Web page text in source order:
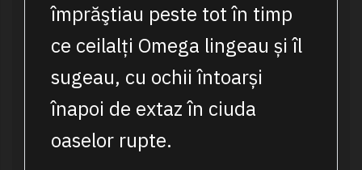
împrăştiau peste tot în timp
ce ceilalți Omega lingeau și îl
sugeau, cu ochii întoarși
înapoi de extaz în ciuda
oaselor rupte.